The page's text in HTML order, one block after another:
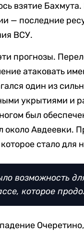
взятие
— последние
ВСУ.
прогнозы.
атаковать
один из
укрытиями и
был
около Авдеевки.
стало
возможность
которое